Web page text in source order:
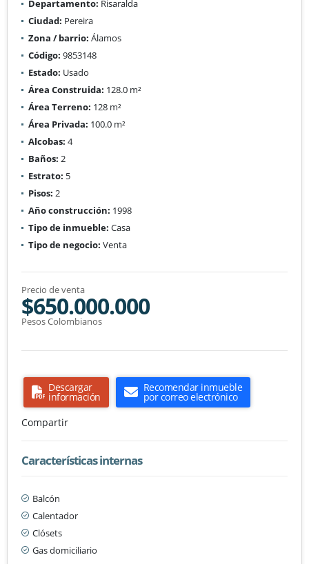
Departamento: Risaralda
Ciudad: Pereira
Zona / barrio: Álamos
Código: 9853148
Estado: Usado
Área Construida: 128.0 m²
Área Terreno: 128 m²
Área Privada: 100.0 m²
Alcobas: 4
Baños: 2
Estrato: 5
Pisos: 2
Año construcción: 1998
Tipo de inmueble: Casa
Tipo de negocio: Venta
Precio de venta
$650.000.000
Pesos Colombianos
Descargar
información
Recomendar inmueble
por correo electrónico
Compartir
Características internas
Balcón
Calentador
Clósets
Gas domiciliario